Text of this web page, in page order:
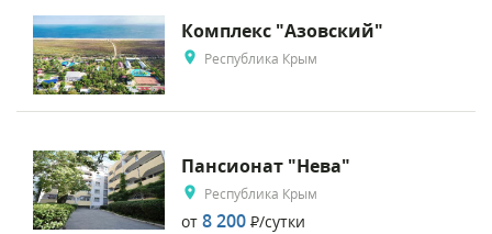
Комплекс "Азовский"
Республика Крым
Пансионат "Нева"
Республика Крым
от 8 200 Р/сутки